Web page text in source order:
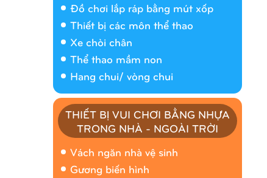
Đồ chơi lắp ráp bằng mút xốp
Thiết bị các môn thể thao
Xe chòi chân
Thể thao mầm non
Hang chui/ vòng chui
THIẾT BỊ VUI CHƠI BẰNG NHỰA
TRONG NHÀ - NGOÀI TRỜI
Vách ngăn nhà vệ sinh
Gương biến hình
Nhà banh 9H5408